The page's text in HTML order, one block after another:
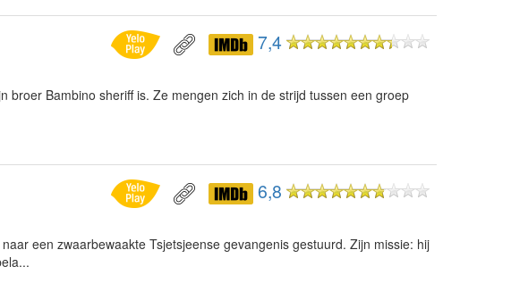
7,4
broer Bambino sheriff is. Ze mengen zich in de strijd tussen een groep
6,8
een zwaarbewaakte Tsjetsjeense gevangenis gestuurd. Zijn missie: hij